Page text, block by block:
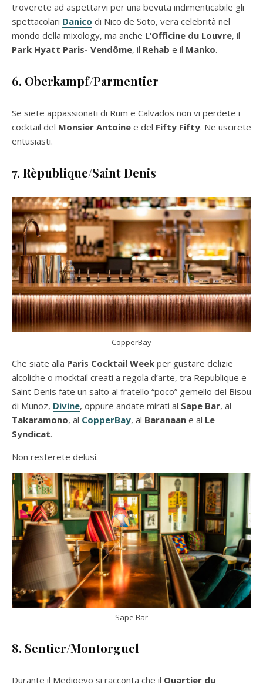
troverete ad aspettarvi per una bevuta indimenticabile gli
spettacolari Danico di Nico de Soto, vera celebrità nel
mondo della mixology, ma anche L’Officine du Louvre, il
Park Hyatt Paris- Vendôme, il Rehab e il Manko.
6. Oberkampf/Parmentier
Se siete appassionati di Rum e Calvados non vi perdete i
cocktail del Monsier Antoine e del Fifty Fifty. Ne uscirete
entusiasti.
7. Rèpublique/Saint Denis
CopperBay
Che siate alla Paris Cocktail Week per gustare delizie
alcoliche o mocktail creati a regola d’arte, tra Republique e
Saint Denis fate un salto al fratello “poco” gemello del Bisou
di Munoz, Divine, oppure andate mirati al Sape Bar, al
Takaramono, al CopperBay, al Baranaan e al Le
Syndicat.
Non resterete delusi.
Sape Bar
8. Sentier/Montorguel
Durante il Medioevo si racconta che il Quartier du